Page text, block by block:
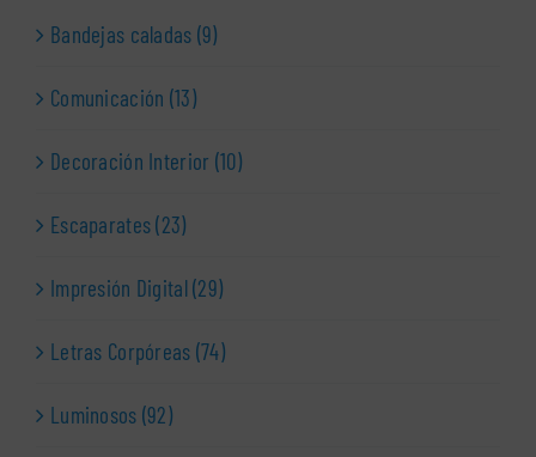
Bandejas caladas (9)
Comunicación (13)
Decoración Interior (10)
Escaparates (23)
Impresión Digital (29)
Letras Corpóreas (74)
Luminosos (92)